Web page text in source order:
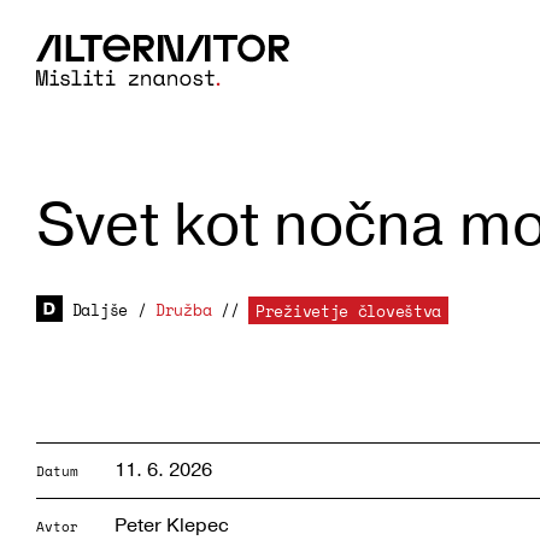
Svet kot nočna
Daljše / Družba// Preživetje človeštva
Datum 11. 6. 2026
Avtor Peter Klepec